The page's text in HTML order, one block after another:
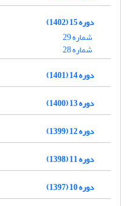
دوره 15 (1402)
شماره 29
شماره 28
دوره 14 (1401)
دوره 13 (1400)
دوره 12 (1399)
دوره 11 (1398)
دوره 10 (1397)